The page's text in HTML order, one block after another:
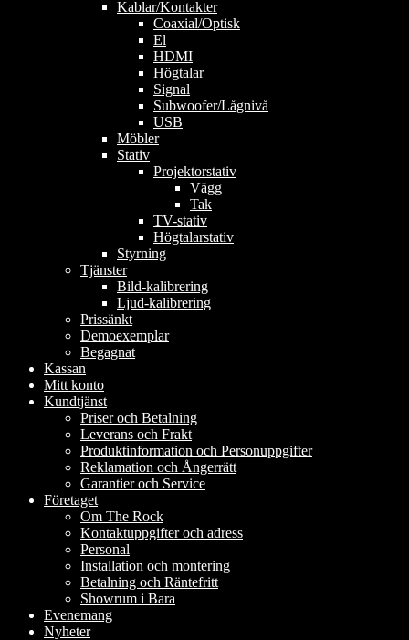
Kablar/Kontakter
Coaxial/Optisk
El
HDMI
Högtalar
Signal
Subwoofer/Lågnivå
USB
Möbler
Stativ
Projektorstativ
Vägg
Tak
TV-stativ
Högtalarstativ
Styrning
Tjänster
Bild-kalibrering
Ljud-kalibrering
Prissänkt
Demoexemplar
Begagnat
Kassan
Mitt konto
Kundtjänst
Priser och Betalning
Leverans och Frakt
Produktinformation och Personuppgifter
Reklamation och Ångerrätt
Garantier och Service
Företaget
Om The Rock
Kontaktuppgifter och adress
Personal
Installation och montering
Betalning och Räntefritt
Showrum i Bara
Evenemang
Nyheter